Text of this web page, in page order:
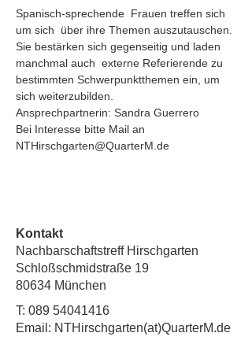
Spanisch-sprechende  Frauen treffen sich
um sich  über ihre Themen auszutauschen.
Sie bestärken sich gegenseitig und laden
manchmal auch  externe Referierende zu
bestimmten Schwerpunktthemen ein, um
sich weiterzubilden.
Ansprechpartnerin: Sandra Guerrero
Bei Interesse bitte Mail an
NTHirschgarten@QuarterM.de
Kontakt
Nachbarschaftstreff Hirschgarten
Schloßschmidstraße 19
80634 München
T: 089 54041416
Email: NTHirschgarten(at)QuarterM.de